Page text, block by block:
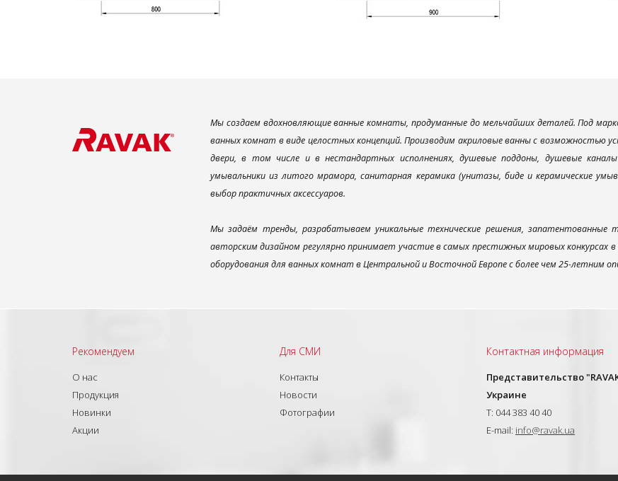
Мы создаем вдохновляющие ванные комнаты, продуманные до мельчайших деталей. Под
ванных комнат в виде целостных концепций. Производим акриловые ванны с возможностью
двери, в том числе и в нестандартных исполнениях, душевые поддоны, душевые
умывальники из литого мрамора, санитарная керамика (унитазы, биде и керамические
выбор практичных аксессуаров.
Мы задаём тренды, разрабатываем уникальные технические решения, запатентованные
авторским дизайном регулярно принимает участие в самых престижных мировых
оборудования для ванных комнат в Центральной и Восточной Европе с более чем 25-летним
Рекомендуем
О нас
Продукция
Новинки
Акции
Для СМИ
Контакты
Новости
Фотографии
Контактная информация
Представительство
Украине
T: 044 383 40 40
E-mail: info@ravak.ua